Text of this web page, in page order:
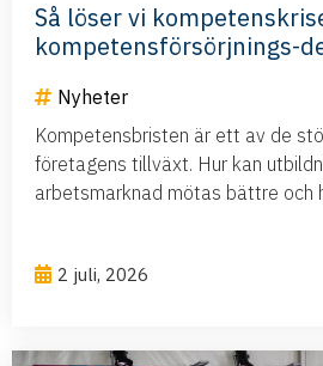
Så löser vi
kompetensförsörjnings-
Nyheter
Kompetensbristen är ett av de
företagens tillväxt. Hur kan
arbetsmarknad mötas bättre och
2 juli, 2026